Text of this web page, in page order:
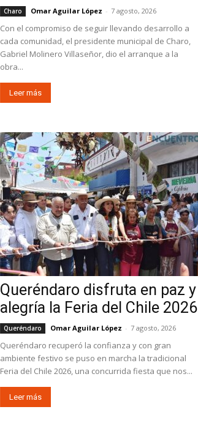
Charo Omar Aguilar López - 7 agosto, 2026
Con el compromiso de seguir llevando desarrollo a
cada comunidad, el presidente municipal de Charo,
Gabriel Molinero Villaseñor, dio el arranque a la
obra...
Leer más
Queréndaro disfruta en paz y
alegría la Feria del Chile 2026
Queréndaro Omar Aguilar López - 7 agosto, 2026
Queréndaro recuperó la confianza y con gran
ambiente festivo se puso en marcha la tradicional
Feria del Chile 2026, una concurrida fiesta que nos...
Leer más